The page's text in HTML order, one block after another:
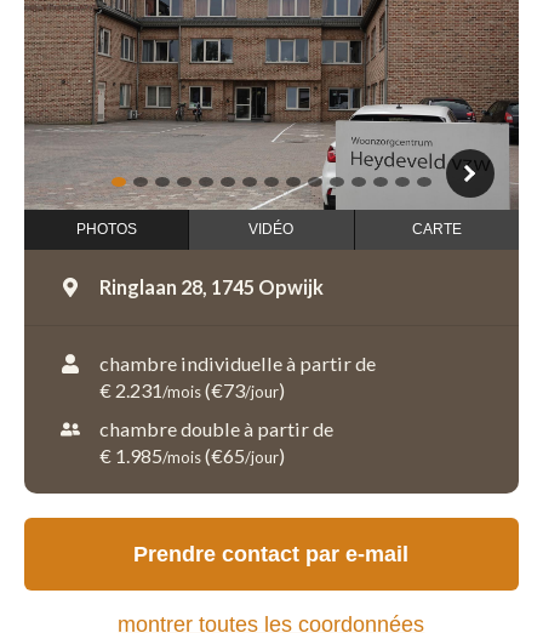
1 2 3 4 5 6 7 8 9 101112131415
PHOTOS VIDÉO CARTE
Ringlaan 28, 1745 Opwijk
chambre individuelle à partir de
€ 2.231/mois(€73/jour)
chambre double à partir de
€ 1.985/mois(€65/jour)
Prendre contact par e-mail
montrer toutes les coordonnées